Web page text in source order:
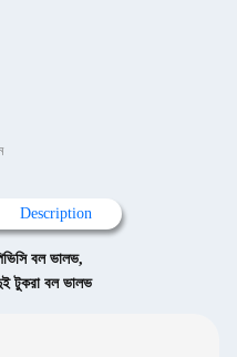
Description
বল ভালভ,
টুকরা বল ভালভ